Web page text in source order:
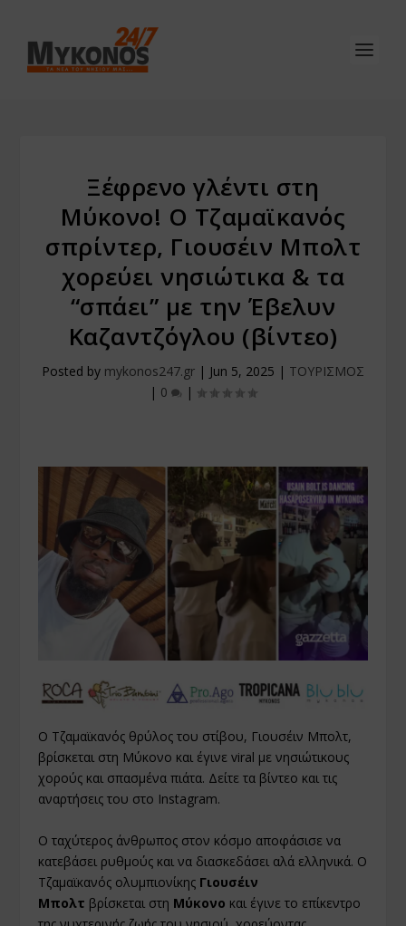
Ξέφρενο γλέντι στη
Μύκονο! Ο Τζαμαϊκανός
σπρίντερ, Γιουσέιν Μπολτ
χορεύει νησιώτικα & τα
“σπάει” με την Έβελυν
Καζαντζόγλου (βίντεο)
Posted by mykonos247.gr | Jun 5, 2025 | ΤΟΥΡΙΣΜΟΣ
| 0 |
Ο Τζαμαϊκανός θρύλος του στίβου, Γιουσέιν Μπολτ,
βρίσκεται στη Μύκονο και έγινε viral με νησιώτικους
χορούς και σπασμένα πιάτα. Δείτε τα βίντεο και τις
αναρτήσεις του στο Instagram.
Ο ταχύτερος άνθρωπος στον κόσμο αποφάσισε να
κατεβάσει ρυθμούς και να διασκεδάσει αλά ελληνικά. Ο
Τζαμαϊκανός ολυμπιονίκης Γιουσέιν
Μπολτ βρίσκεται στη Μύκονο και έγινε το επίκεντρο